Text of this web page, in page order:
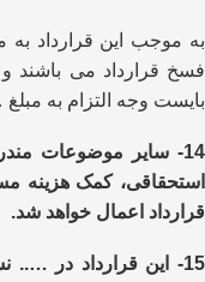
به موجب این قرارداد
فسخ قرارداد می
بایست وجه التزام به
14- سایر موضوعات
استحقاقی، کمک هزینه
قرارداد اعمال خواهد شد.
15- این قرارداد در